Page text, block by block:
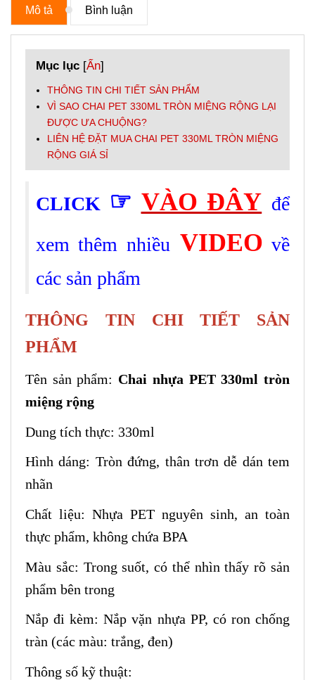
Mô tả Bình luận
Mục lục [Ẩn]
THÔNG TIN CHI TIẾT SẢN PHẨM
VÌ SAO CHAI PET 330ML TRÒN MIỆNG RỘNG LẠI
ĐƯỢC ƯA CHUỘNG?
LIÊN HỆ ĐẶT MUA CHAI PET 330ML TRÒN MIỆNG
RỘNG GIÁ SỈ
CLICK ☞ VÀO ĐÂY để
xem thêm nhiều VIDEO về
các sản phẩm
THÔNG TIN CHI TIẾT SẢN
PHẨM
Tên sản phẩm: Chai nhựa PET 330ml tròn
miệng rộng
Dung tích thực: 330ml
Hình dáng: Tròn đứng, thân trơn dễ dán tem
nhãn
Chất liệu: Nhựa PET nguyên sinh, an toàn
thực phẩm, không chứa BPA
Màu sắc: Trong suốt, có thể nhìn thấy rõ sản
phẩm bên trong
Nắp đi kèm: Nắp vặn nhựa PP, có ron chống
tràn (các màu: trắng, đen)
Thông số kỹ thuật: